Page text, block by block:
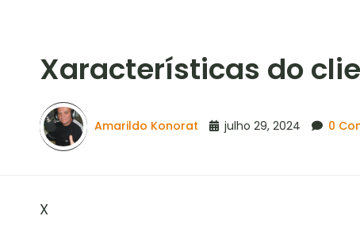
Xaracterísticas do
Amarildo Konorat julho 29, 2024 0
X